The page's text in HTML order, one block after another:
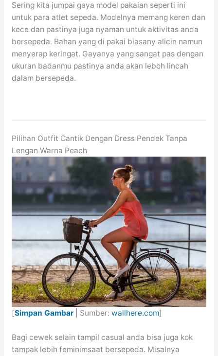
Sering kita jumpai gaya model pakaian seperti ini
untuk para atlet sepeda. Modelnya memang keren dan
kece dan pastinya juga nyaman untuk aktivitas anda
bersepeda. Bahan yang di pakai biasany alicin namun
menyerap keringat. Gayanya yang sangat pas dengan
ukuran badanmu pastinya anda akan leboh lincah
dalam bersepeda.
Pilihan Outfit Cantik Dengan Dress Pendek Tanpa
Lengan Warna Peach
[Simpan Gambar| Sumber: wallhere.com]
Bagi cewek selain tampil casual anda bisa juga kok
tampak lebih feminimsaat bersepeda. Misalnya